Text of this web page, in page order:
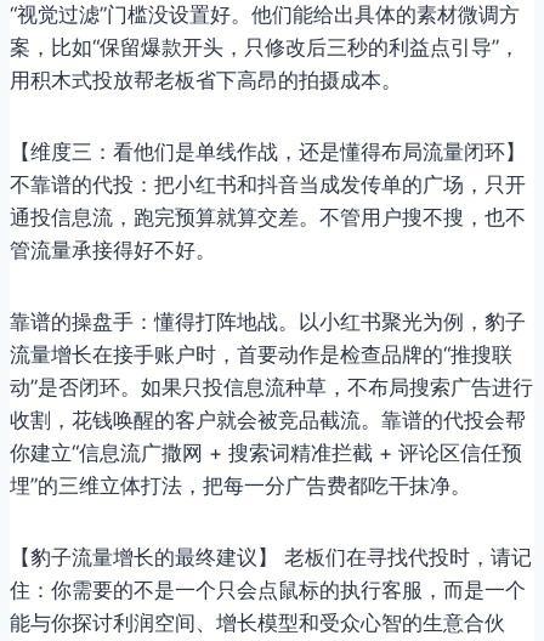
“视觉过滤”门槛没设置好。他们能给出具体的素材微调方
案，比如“保留爆款开头，只修改后三秒的利益点引导”，
用积木式投放帮老板省下高昂的拍摄成本。
【维度三：看他们是单线作战，还是懂得布局流量闭环】
不靠谱的代投：把小红书和抖音当成发传单的广场，只开
通投信息流，跑完预算就算交差。不管用户搜不搜，也不
管流量承接得好不好。
靠谱的操盘手：懂得打阵地战。以小红书聚光为例，豹子
流量增长在接手账户时，首要动作是检查品牌的“推搜联
动”是否闭环。如果只投信息流种草，不布局搜索广告进行
收割，花钱唤醒的客户就会被竞品截流。靠谱的代投会帮
你建立“信息流广撒网 + 搜索词精准拦截 + 评论区信任预
埋”的三维立体打法，把每一分广告费都吃干抹净。
【豹子流量增长的最终建议】 老板们在寻找代投时，请记
住：你需要的不是一个只会点鼠标的执行客服，而是一个
能与你探讨利润空间、增长模型和受众心智的生意合伙